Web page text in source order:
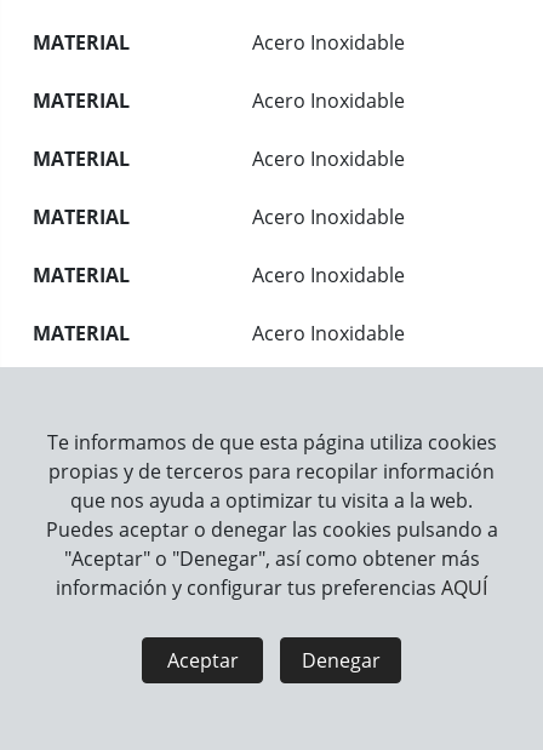
MATERIAL Acero Inoxidable
MATERIAL Acero Inoxidable
MATERIAL Acero Inoxidable
MATERIAL Acero Inoxidable
MATERIAL Acero Inoxidable
MATERIAL Acero Inoxidable
MATERIAL Acero Inoxidable
MATERIAL Acero Inoxidable
MATERIAL Acero Inoxidable
Acero Inoxidable
Te informamos de que esta página utiliza cookies
propias y de terceros para recopilar información
que nos ayuda a optimizar tu visita a la web.
Puedes aceptar o denegar las cookies pulsando a
"Aceptar" o "Denegar", así como obtener más
información y configurar tus preferencias AQUÍ
Aceptar Denegar